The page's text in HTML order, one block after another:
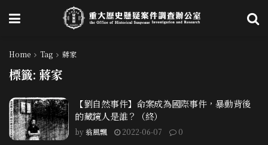
Home Tag 蔣家
標籤: 蔣家
【劉自然事件】命案成為國際事件，暴動背後
的藏鏡人是誰？（終）
by翁風飄 2022-06-07 0